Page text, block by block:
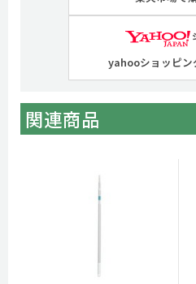
yahooショッピン
関連商品